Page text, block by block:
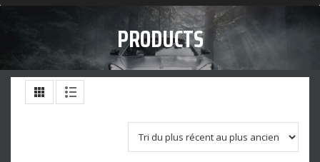
PRODUCTS